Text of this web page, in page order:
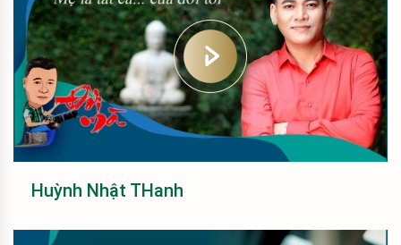
Huỳnh Nhật THanh